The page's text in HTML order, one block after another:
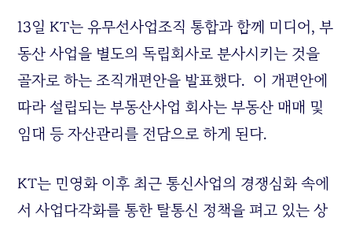
13일 KT는 유무선사업조직 통합과 함께 미디어, 부
동산 사업을 별도의 독립회사로 분사시키는 것을
골자로 하는 조직개편안을 발표했다. 이 개편안에
따라 설립되는 부동산사업 회사는 부동산 매매 및
임대 등 자산관리를 전담으로 하게 된다.
KT는 민영화 이후 최근 통신사업의 경쟁심화 속에
서 사업다각화를 통한 탈통신 정책을 펴고 있는 상